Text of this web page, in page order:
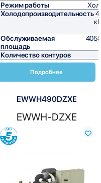
Режим работы
Холодопроизводительность
Обслуживаемая
площадь
Количество контуров
Подробнее
EWWH490DZXE
EWWH-DZXE
Сравнить